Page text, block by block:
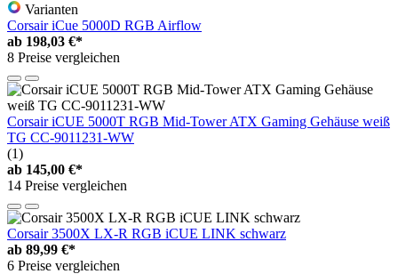
Varianten
Corsair iCue 5000D RGB Airflow
ab 198,03 €*
8 Preise vergleichen
Corsair iCUE 5000T RGB Mid-Tower ATX Gaming Gehäuse weiß
TG CC-9011231-WW
(1)
ab 145,00 €*
14 Preise vergleichen
Corsair 3500X LX-R RGB iCUE LINK schwarz
ab 89,99 €*
6 Preise vergleichen